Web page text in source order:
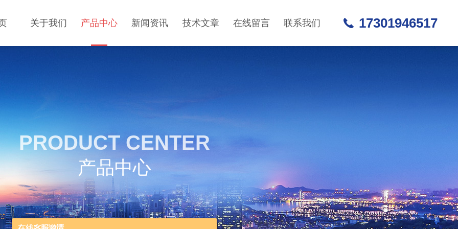
关于我们 产品中心 新闻资讯 技术文章 在线留言 联系我们 17301946517
PRODUCT CENTER
产品中心